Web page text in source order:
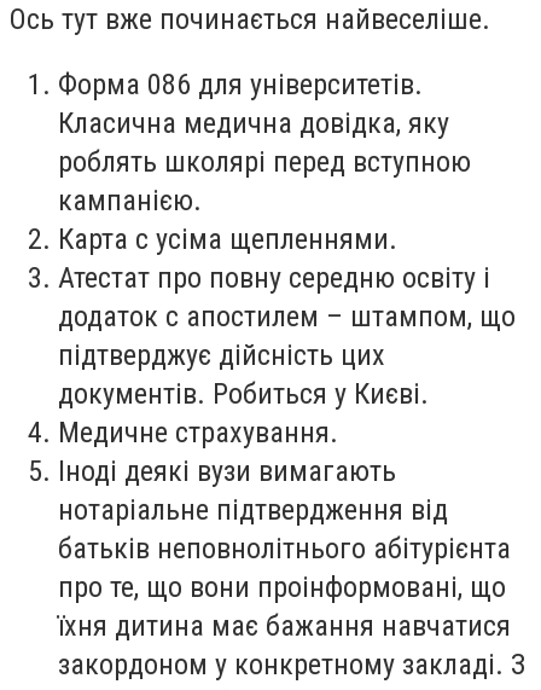
Ось тут вже починається найвеселіше.
Форма 086 для університетів.
Класична медична довідка, яку
роблять школярі перед вступною
кампанією.
Карта с усіма щепленнями.
Атестат про повну середню освіту і
додаток с апостилем – штампом, що
підтверджує дійсність цих
документів. Робиться у Києві.
Медичне страхування.
Іноді деякі вузи вимагають
нотаріальне підтвердження від
батьків неповнолітнього абітурієнта
про те, що вони проінформовані, що
їхня дитина має бажання навчатися
закордоном у конкретному закладі. З